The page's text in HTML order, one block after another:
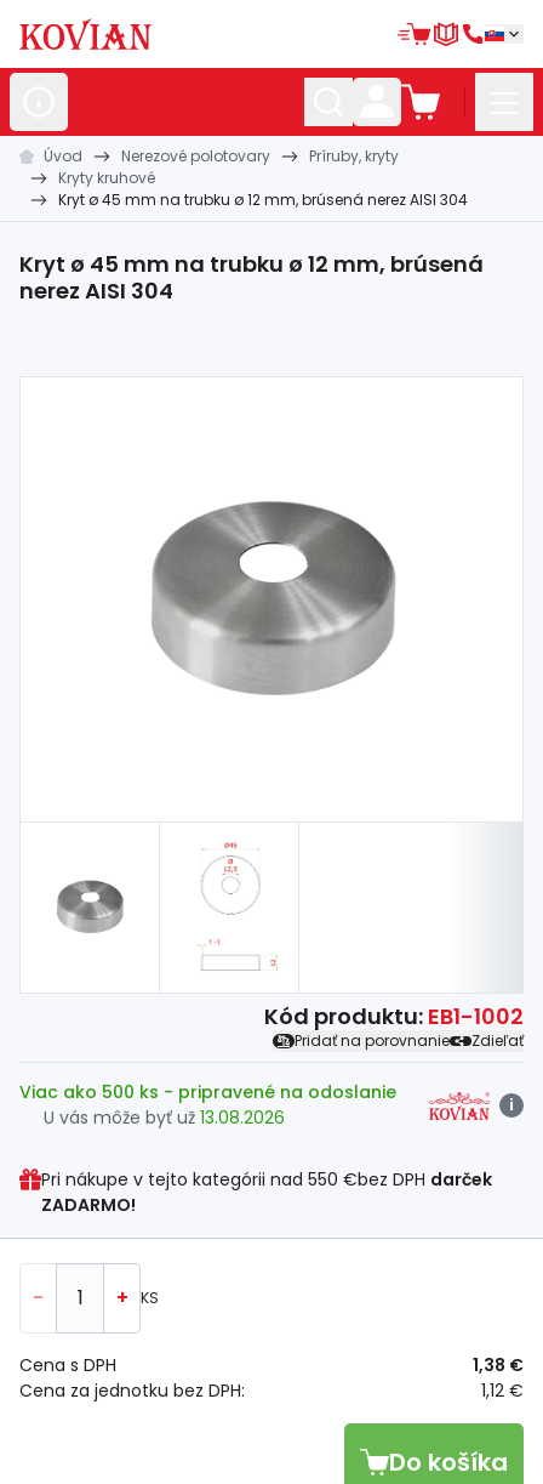
Nerezovépolotovary
Hliníkovépolotovary
Kované polotovary
materiál
Úvod Nerezové polotovary
Príruby, kryty
Kryty kruhové
Kryt ø 45 mm na trubku ø 12 mm, brúsená nerez AISI 304
Kryt ø 45 mm na trubku ø 12 mm, brúsená
nerez AISI 304
Kód produktu: EB1-1002
Pridať na porovnanie Zdieľať
Viac ako 500 ks - pripravené na odoslanie
U vás môže byť už 13.08.2026
i
Pri nákupe v tejto kategórii nad 550 €bez DPH darček
ZADARMO!
- + KS
Cena za jednotku bez DPH: 1,12 €
Cena s DPH 1,38 €
Do košíka